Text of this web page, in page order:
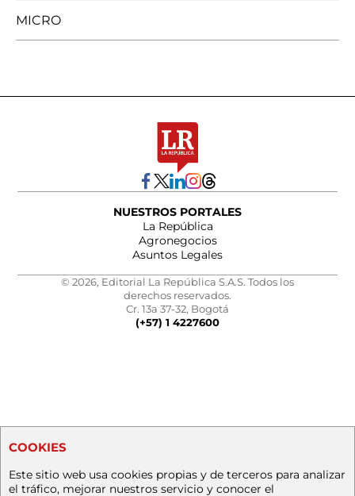
MICRO
NUESTROS PORTALES
La República
Agronegocios
Asuntos Legales
© 2026, Editorial La República S.A.S. Todos los
derechos reservados.
Cr. 13a 37-32, Bogotá
(+57) 1 4227600
COOKIES
Este sitio web usa cookies propias y de terceros para analizar
el tráfico, mejorar nuestros servicio y conocer el